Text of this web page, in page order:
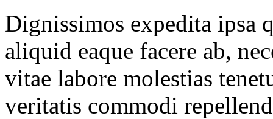
Dignissimos expedita ipsa
aliquid eaque facere ab,
vitae labore molestias
veritatis commodi